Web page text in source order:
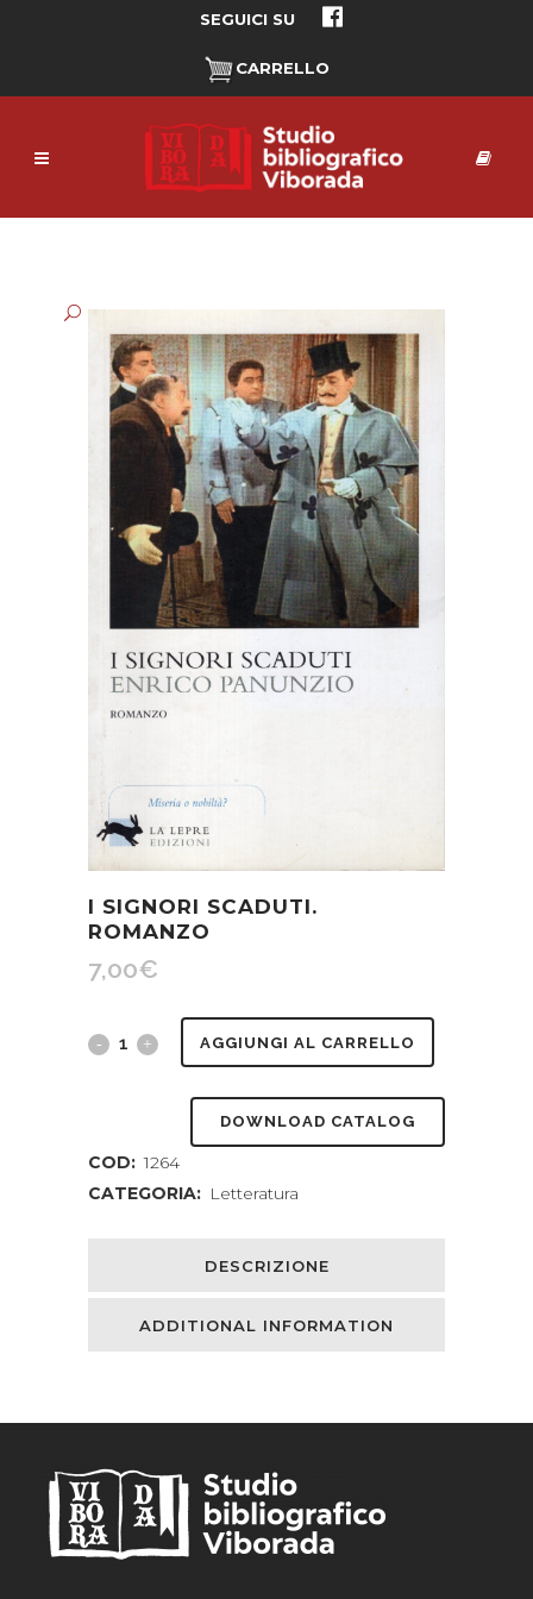
SEGUICI SU
CARRELLO
I SIGNORI SCADUTI.
ROMANZO
7,00€
I
Romanzo
AGGIUNGI AL CARRELLO
DOWNLOAD CATALOG
COD: 1264
CATEGORIA: Letteratura
DESCRIZIONE
ADDITIONAL INFORMATION